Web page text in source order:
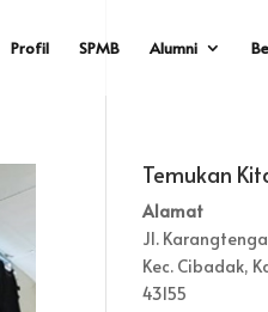
Profil SPMB Alumni
Temukan
Alamat
Jl.
Kec. Cibadak,
43155